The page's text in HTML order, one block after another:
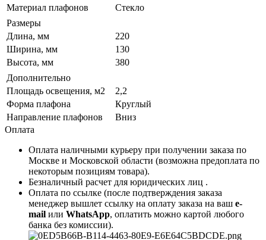
Материал плафонов
Стекло
Размеры
Длина, мм
220
Ширина, мм
130
Высота, мм
380
Дополнительно
Площадь освещения, м2
2,2
Форма плафона
Круглый
Направление плафонов
Вниз
Оплата
Оплата наличными курьеру при получении заказа по
Москве и Московской области (возможна предоплата по
некоторым позициям товара).
Безналичный расчет для юридических лиц .
Оплата по ссылке (после подтверждения заказа
менеджер вышлет ссылку на оплату заказа на ваш e-
mail или WhatsApp, оплатить можно картой любого
банка без комиссии).